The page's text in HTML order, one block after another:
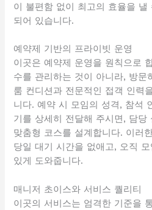
이 불편함 없이 최고의 효율을 낼
되어 있습니다.
예약제 기반의 프라이빗 운영
이곳은 예약제 운영을 원칙으로
수를 관리하는 것이 아니라, 방문
룸 컨디션과 전문적인 접객 인력
니다. 예약 시 모임의 성격, 참석
기를 상세히 전달해 주시면, 담당
맞춤형 코스를 설계합니다. 이러
당일 대기 시간을 없애고, 오직
있게 도와줍니다.
매니저 초이스와 서비스 퀄리티
이곳의 서비스는 엄격한 기준을